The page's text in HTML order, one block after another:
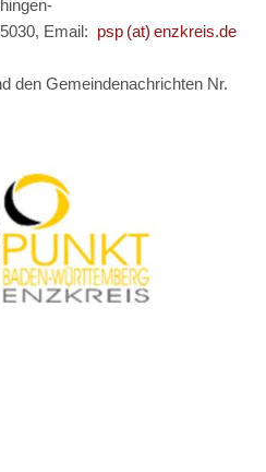
Email: psp (at) enzkreis.de
den Gemeindenachrichten Nr.